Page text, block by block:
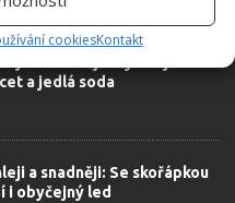
cookiesKontakt
a jedlá soda
a snadněji: Se skořápkou
i obyčejný led